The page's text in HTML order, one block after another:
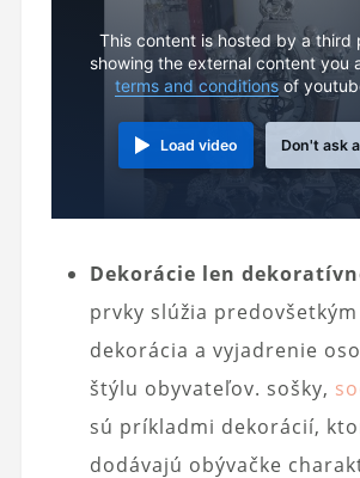
This content is hosted by a third
showing the external content you
terms and conditionsof
Load video Don't ask
Dekorácie len
prvky slúžia predovšetkým
dekorácia a vyjadrenie
štýlu obyvateľov. sošky,
sú príkladmi dekorácií,
dodávajú obývačke